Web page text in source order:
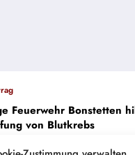
Feuerwehr Bonstetten
von Blutkrebs